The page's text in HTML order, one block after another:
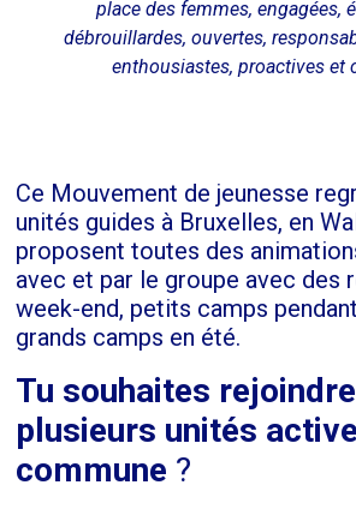
place des femmes, engagées,
débrouillardes, ouvertes,
enthousiastes, proactives et
Ce Mouvement de jeunesse
unités guides à Bruxelles, en
proposent toutes des
avec et par le groupe avec des
week-end, petits camps
grands camps en été.
Tu souhaites
plusieurs unités
commune ?